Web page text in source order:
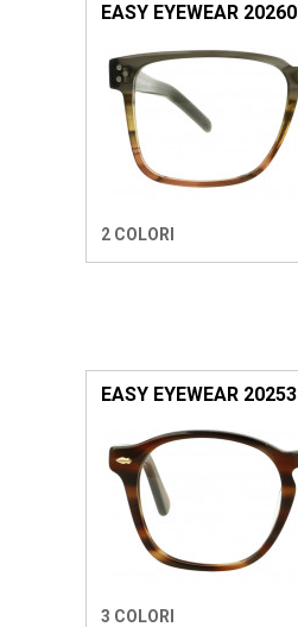
EASY EYEWEAR 20260
2 COLORI
EASY EYEWEAR 20253
3 COLORI